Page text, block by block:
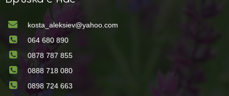
kosta_aleksiev@yahoo.com
064 680 890
0878 787 855
0888 718 080
0898 724 663